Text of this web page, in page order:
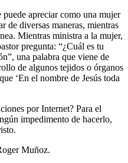
apreciar como una mujer
de diversas maneras, mientras
Mientras ministra a la mujer,
pregunta: “¿Cuál es tu
una palabra que viene de
de algunos tejidos o órganos
‘En el nombre de Jesús toda
por Internet? Para el
impedimento de hacerlo,
Muñoz.